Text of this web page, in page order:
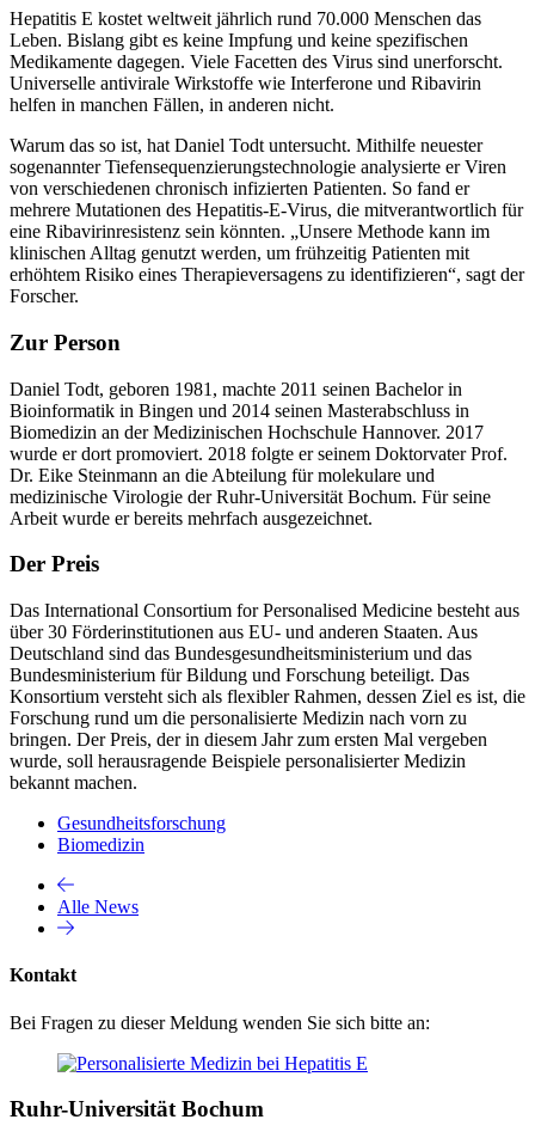
Hepatitis E kostet weltweit jährlich rund 70.000 Menschen das
Leben. Bislang gibt es keine Impfung und keine spezifischen
Medikamente dagegen. Viele Facetten des Virus sind unerforscht.
Universelle antivirale Wirkstoffe wie Interferone und Ribavirin
helfen in manchen Fällen, in anderen nicht.
Warum das so ist, hat Daniel Todt untersucht. Mithilfe neuester
sogenannter Tiefensequenzierungstechnologie analysierte er Viren
von verschiedenen chronisch infizierten Patienten. So fand er
mehrere Mutationen des Hepatitis-E-Virus, die mitverantwortlich für
eine Ribavirinresistenz sein könnten. „Unsere Methode kann im
klinischen Alltag genutzt werden, um frühzeitig Patienten mit
erhöhtem Risiko eines Therapieversagens zu identifizieren“, sagt der
Forscher.
Zur Person
Daniel Todt, geboren 1981, machte 2011 seinen Bachelor in
Bioinformatik in Bingen und 2014 seinen Masterabschluss in
Biomedizin an der Medizinischen Hochschule Hannover. 2017
wurde er dort promoviert. 2018 folgte er seinem Doktorvater Prof.
Dr. Eike Steinmann an die Abteilung für molekulare und
medizinische Virologie der Ruhr-Universität Bochum. Für seine
Arbeit wurde er bereits mehrfach ausgezeichnet.
Der Preis
Das International Consortium for Personalised Medicine besteht aus
über 30 Förderinstitutionen aus EU- und anderen Staaten. Aus
Deutschland sind das Bundesgesundheitsministerium und das
Bundesministerium für Bildung und Forschung beteiligt. Das
Konsortium versteht sich als flexibler Rahmen, dessen Ziel es ist, die
Forschung rund um die personalisierte Medizin nach vorn zu
bringen. Der Preis, der in diesem Jahr zum ersten Mal vergeben
wurde, soll herausragende Beispiele personalisierter Medizin
bekannt machen.
Gesundheitsforschung
Biomedizin
Alle News
Kontakt
Bei Fragen zu dieser Meldung wenden Sie sich bitte an:
Ruhr-Universität Bochum